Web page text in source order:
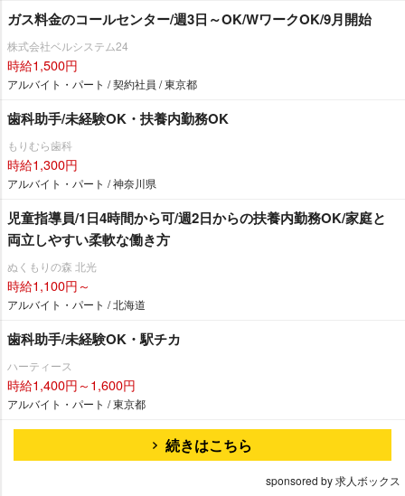
ガス料金のコールセンター/週3日～OK/WワークOK/9月開始
株式会社ベルシステム24
時給1,500円
アルバイト・パート / 契約社員 / 東京都
歯科助手/未経験OK・扶養内勤務OK
もりむら歯科
時給1,300円
アルバイト・パート / 神奈川県
児童指導員/1日4時間から可/週2日からの扶養内勤務OK/家庭と
両立しやすい柔軟な働き方
ぬくもりの森 北光
時給1,100円～
アルバイト・パート / 北海道
歯科助手/未経験OK・駅チカ
ハーティース
時給1,400円～1,600円
アルバイト・パート / 東京都
続きはこちら
sponsored by 求人ボックス